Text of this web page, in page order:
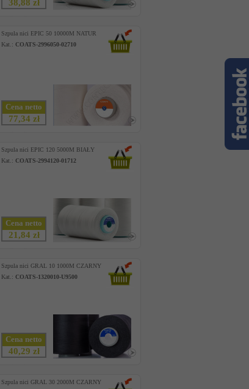
38,88 zł
Szpula nici EPIC 50 10000M NATUR
Kat.: COATS-2996050-02710
Cena netto
77,34 zł
Szpula nici EPIC 120 5000M BIAŁY
Kat.: COATS-2994120-01712
Cena netto
21,84 zł
Szpula nici GRAL 10 1000M CZARNY
Kat.: COATS-1320010-U9500
Cena netto
40,29 zł
Szpula nici GRAL 30 2000M CZARNY